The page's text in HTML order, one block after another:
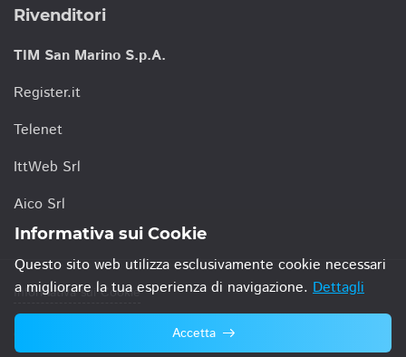
Rivenditori
TIM San Marino S.p.A.
Register.it
Telenet
IttWeb Srl
Aico Srl
Informativa sui Cookie
© 2021 TIM San Marino S.p.A.
Informativa sui Cookie
Questo sito web utilizza esclusivamente cookie necessari
a migliorare la tua esperienza di navigazione. Dettagli
Accetta